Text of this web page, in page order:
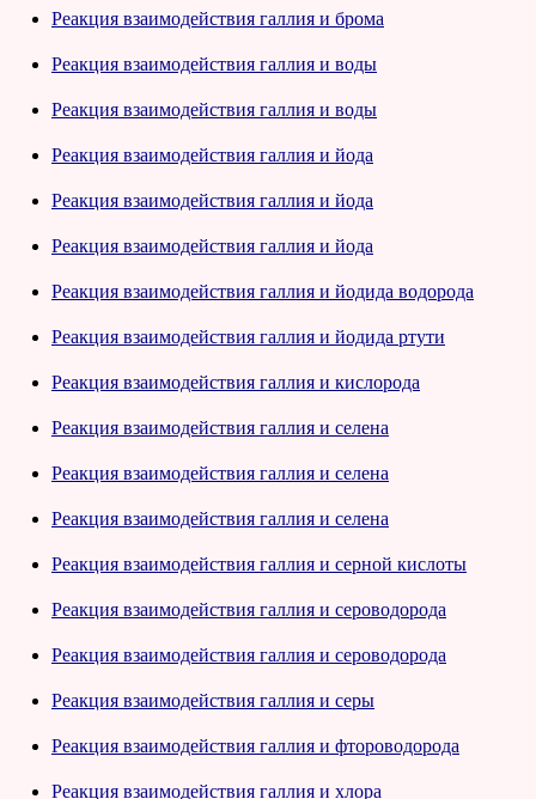
Реакция взаимодействия галлия и брома
Реакция взаимодействия галлия и воды
Реакция взаимодействия галлия и воды
Реакция взаимодействия галлия и йода
Реакция взаимодействия галлия и йода
Реакция взаимодействия галлия и йода
Реакция взаимодействия галлия и йодида водорода
Реакция взаимодействия галлия и йодида ртути
Реакция взаимодействия галлия и кислорода
Реакция взаимодействия галлия и селена
Реакция взаимодействия галлия и селена
Реакция взаимодействия галлия и селена
Реакция взаимодействия галлия и серной кислоты
Реакция взаимодействия галлия и сероводорода
Реакция взаимодействия галлия и сероводорода
Реакция взаимодействия галлия и серы
Реакция взаимодействия галлия и фтороводорода
Реакция взаимодействия галлия и хлора